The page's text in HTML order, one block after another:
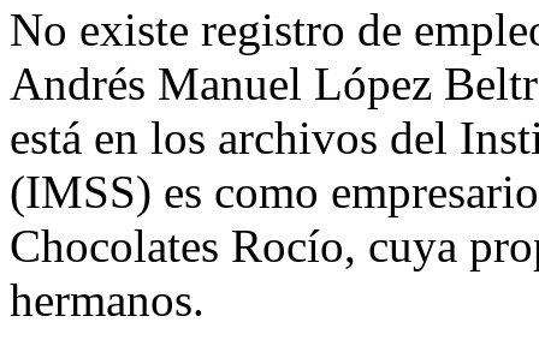
No existe registro de
Andrés Manuel López
está en los archivos del
(IMSS) es como
Chocolates Rocío, cuya
hermanos.